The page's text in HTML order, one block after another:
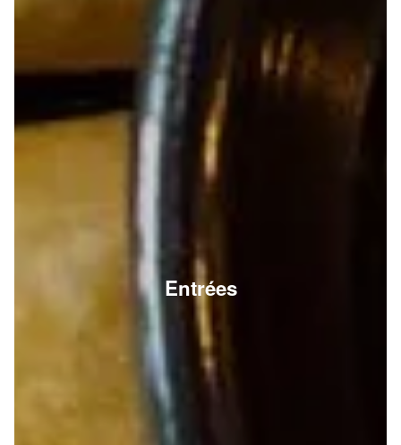
Entrées